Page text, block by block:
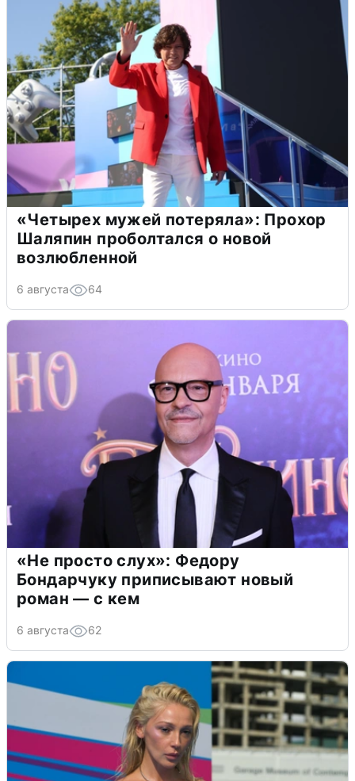
«Четырех мужей потеряла»: Прохор
Шаляпин проболтался о новой
возлюбленной
6 августа 64
«Не просто слух»: Федору
Бондарчуку приписывают новый
роман — с кем
6 августа 62